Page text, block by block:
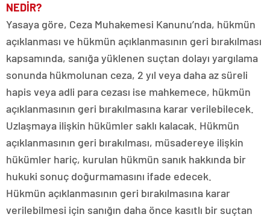
NEDİR?
Yasaya göre, Ceza Muhakemesi Kanunu’nda, hükmün
açıklanması ve hükmün açıklanmasının geri bırakılması
kapsamında, sanığa yüklenen suçtan dolayı yargılama
sonunda hükmolunan ceza, 2 yıl veya daha az süreli
hapis veya adli para cezası ise mahkemece, hükmün
açıklanmasının geri bırakılmasına karar verilebilecek.
Uzlaşmaya ilişkin hükümler saklı kalacak. Hükmün
açıklanmasının geri bırakılması, müsadereye ilişkin
hükümler hariç, kurulan hükmün sanık hakkında bir
hukuki sonuç doğurmamasını ifade edecek.
Hükmün açıklanmasının geri bırakılmasına karar
verilebilmesi için sanığın daha önce kasıtlı bir suçtan